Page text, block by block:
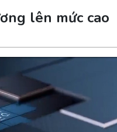
lên mức cao